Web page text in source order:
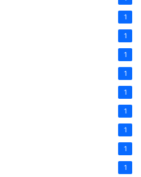
1
1
1
1
1
1
1
1
1